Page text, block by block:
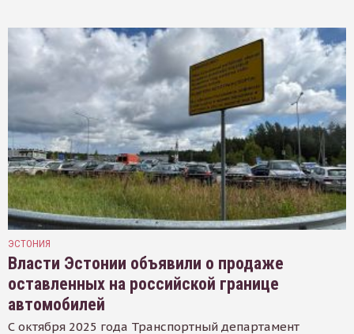
ЭСТОНИЯ
Власти Эстонии объявили о продаже
оставленных на российской границе
автомобилей
С октября 2025 года Транспортный департамент